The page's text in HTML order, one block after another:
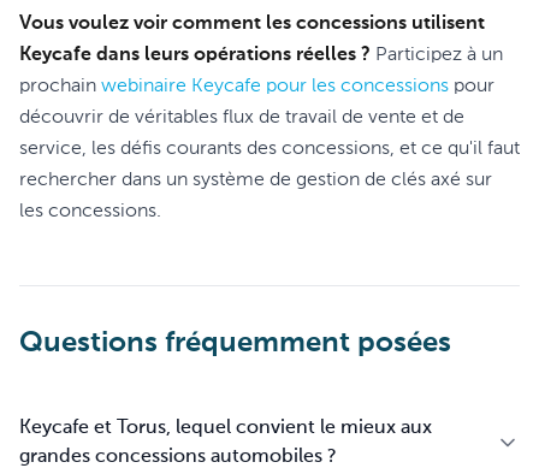
Vous voulez voir comment les concessions utilisent
Keycafe dans leurs opérations réelles ? Participez à un
prochain webinaire Keycafe pour les concessions pour
découvrir de véritables flux de travail de vente et de
service, les défis courants des concessions, et ce qu'il faut
rechercher dans un système de gestion de clés axé sur
les concessions.
Questions fréquemment posées
Keycafe et Torus, lequel convient le mieux aux
grandes concessions automobiles ?